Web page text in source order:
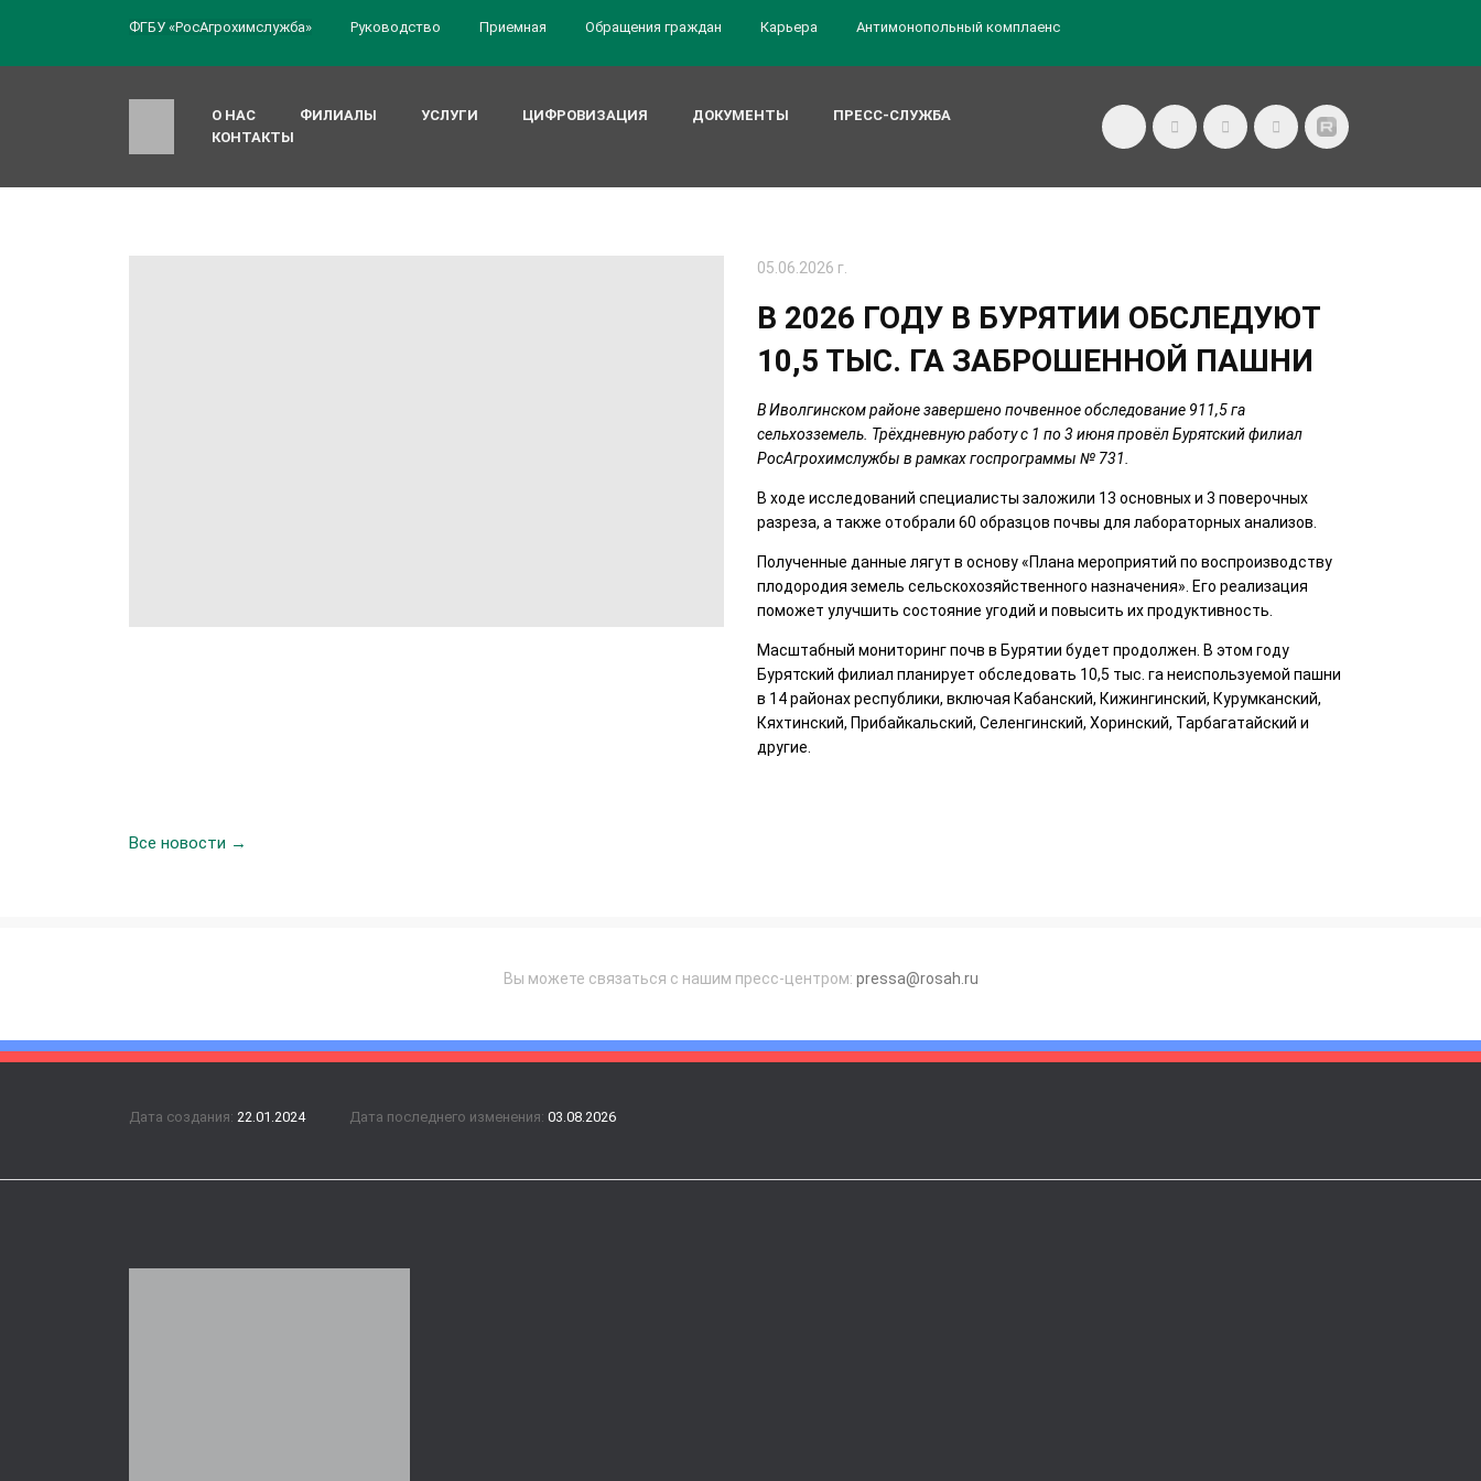
ФГБУ «РосАгрохимслужба» Руководство Приемная Обращения граждан Карьера Антимонопольный комплаенс
О НАС ФИЛИАЛЫ УСЛУГИ ЦИФРОВИЗАЦИЯ ДОКУМЕНТЫ
ПРЕСС-СЛУЖБА
КОНТАКТЫ
05.06.2026 г.
В 2026 ГОДУ В БУРЯТИИ ОБСЛЕДУЮТ
10,5 ТЫС. ГА ЗАБРОШЕННОЙ ПАШНИ
В Иволгинском районе завершено почвенное обследование 911,5 га
сельхозземель. Трёхдневную работу с 1 по 3 июня провёл Бурятский филиал
РосАгрохимслужбы в рамках госпрограммы № 731.
В ходе исследований специалисты заложили 13 основных и 3 поверочных
разреза, а также отобрали 60 образцов почвы для лабораторных анализов.
Полученные данные лягут в основу «Плана мероприятий по воспроизводству
плодородия земель сельскохозяйственного назначения». Его реализация
поможет улучшить состояние угодий и повысить их продуктивность.
Масштабный мониторинг почв в Бурятии будет продолжен. В этом году
Бурятский филиал планирует обследовать 10,5 тыс. га неиспользуемой пашни
в 14 районах республики, включая Кабанский, Кижингинский, Курумканский,
Кяхтинский, Прибайкальский, Селенгинский, Хоринский, Тарбагатайский и
другие.
Все новости →
Вы можете связаться с нашим пресс-центром: pressa@rosah.ru
Дата создания: 22.01.2024 Дата последнего изменения: 03.08.2026